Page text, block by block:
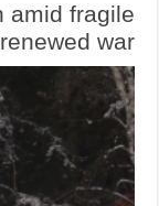
amid fragile
war